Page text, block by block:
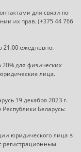
для связи по
их прав. (+375 44 766
21.00 ежедневно.
для физических
лица.
19 декабря 2023 г.
Беларусь:
юридического лица в
регистрационным